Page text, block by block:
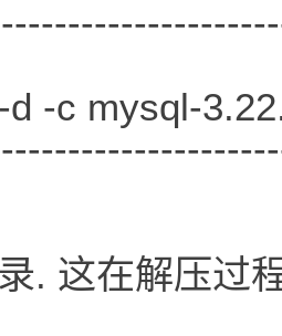
d -c mysql-
. 这在解压过